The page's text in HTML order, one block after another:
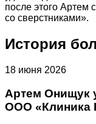
после этого Артем
со сверстниками».
История
18 июня 2026
Артем Онищук
ООО «Клиника